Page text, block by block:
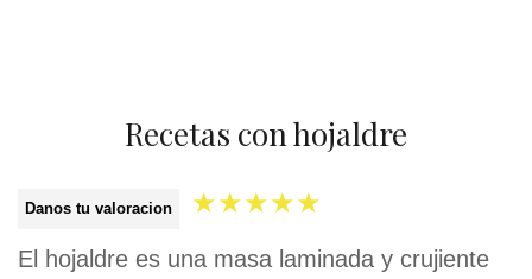
Recetas con hojaldre
Danos tu valoracion ★★★★★
El hojaldre es una masa laminada y crujiente